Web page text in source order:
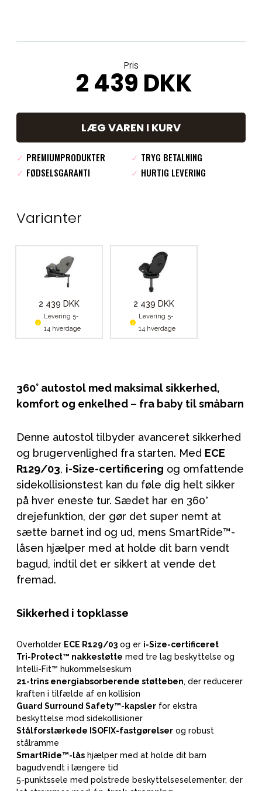
Pris
2 439 DKK
LÆG VAREN I KURV
✓ PREMIUMPRODUKTER ✓ TRYG BETALNING
✓ FØDSELSGARANTI ✓ HURTIG LEVERING
Varianter
2 439 DKK
Levering 5-
14 hverdage
2 439 DKK
Levering 5-
14 hverdage
360° autostol med maksimal sikkerhed,
komfort og enkelhed – fra baby til småbarn
Denne autostol tilbyder avanceret sikkerhed
og brugervenlighed fra starten. Med ECE
R129/03, i-Size-certificering og omfattende
sidekollisionstest kan du føle dig helt sikker
på hver eneste tur. Sædet har en 360°
drejefunktion, der gør det super nemt at
sætte barnet ind og ud, mens SmartRide™-
låsen hjælper med at holde dit barn vendt
bagud, indtil det er sikkert at vende det
fremad.
Sikkerhed i topklasse
Overholder ECE R129/03 og er i-Size-certificeret
Tri-Protect™ nakkestøtte med tre lag beskyttelse og
Intelli-Fit™ hukommelseskum
21-trins energiabsorberende støtteben, der reducerer
kraften i tilfælde af en kollision
Guard Surround Safety™-kapsler for ekstra
beskyttelse mod sidekollisioner
Stålforstærkede ISOFIX-fastgørelser og robust
stålramme
SmartRide™-lås hjælper med at holde dit barn
bagudvendt i længere tid
5-punktssele med polstrede beskyttelseselementer, der